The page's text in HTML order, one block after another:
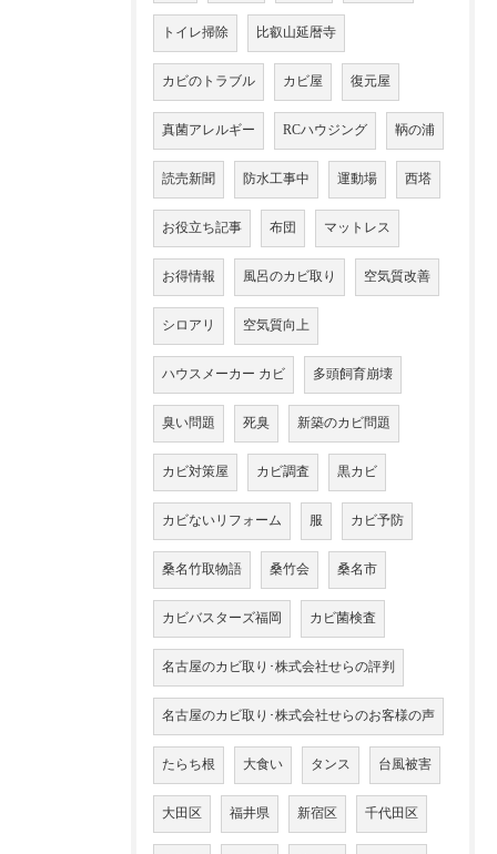
トイレ掃除 比叡山延暦寺
カビのトラブル カビ屋 復元屋
真菌アレルギー RCハウジング 鞆の浦
読売新聞 防水工事中 運動場 西塔
お役立ち記事 布団 マットレス
お得情報 風呂のカビ取り 空気質改善
シロアリ 空気質向上
ハウスメーカー カビ 多頭飼育崩壊
臭い問題 死臭 新築のカビ問題
カビ対策屋 カビ調査 黒カビ
カビないリフォーム 服 カビ予防
桑名竹取物語 桑竹会 桑名市
カビバスターズ福岡 カビ菌検査
名古屋のカビ取り･株式会社せらの評判
名古屋のカビ取り･株式会社せらのお客様の声
たらち根 大食い タンス 台風被害
大田区 福井県 新宿区 千代田区